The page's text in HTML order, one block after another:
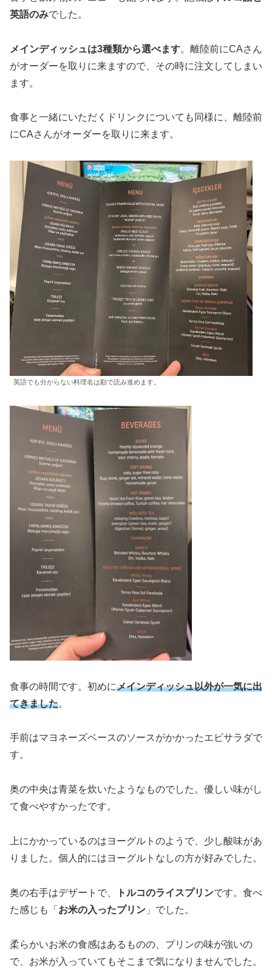
英語のみでした。
メインディッシュは3種類から選べます。離陸前にCAさん
がオーダーを取りに来ますので、その時に注文してしまい
ます。
食事と一緒にいただくドリンクについても同様に、離陸前
にCAさんがオーダーを取りに来ます。
英語でも分からない料理名は勘で読み進めます。
食事の時間です。初めにメインディッシュ以外が一気に出
てきました。
手前はマヨネーズベースのソースがかかったエビサラダで
す。
奥の中央は青菜を炊いたようなものでした。優しい味がし
て食べやすかったです。
上にかかっているのはヨーグルトのようで、少し酸味があ
りました。個人的にはヨーグルトなしの方が好みでした。
奥の右手はデザートで、 トルコのライスプリンです。食べ
た感じも「 お米の入ったプリン 」でした。
柔らかいお米の食感はあるものの、プリンの味が強いの
で、お米が入っていてもそこまで気になりませんでした。